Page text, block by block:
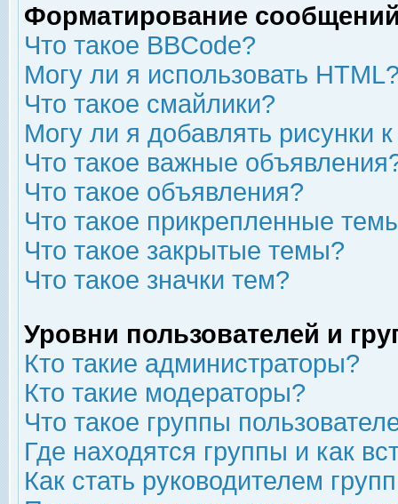
Форматирование
Что такое BBCode?
Могу ли я использовать
Что такое смайлики?
Могу ли я добавлять рисунки
Что такое важные
Что такое объявления?
Что такое прикрепленные
Что такое закрытые темы?
Что такое значки тем?
Уровни пользователей и
Кто такие администраторы?
Кто такие модераторы?
Что такое группы
Где находятся группы и как
Как стать руководителем